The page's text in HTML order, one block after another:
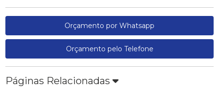
Orçamento por Whatsapp
Orçamento pelo Telefone
Páginas Relacionadas